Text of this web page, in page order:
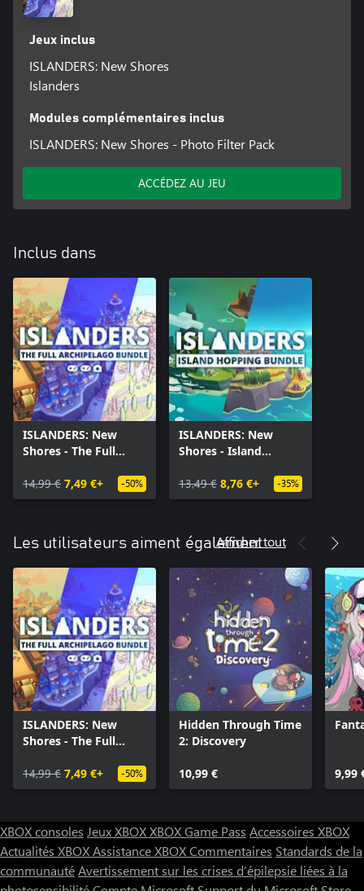
Jeux inclus
ISLANDERS: New Shores
Islanders
Modules complémentaires inclus
ISLANDERS: New Shores - Photo Filter Pack
ACCÉDEZ AU JEU
Inclus dans
ISLANDERS: New
Shores - The Full
14,99 € 7,49 €+ -50%
ISLANDERS: New
Shores - Island
13,49 € 8,76 €+ -35%
Les utilisateurs aiment également
Afficher tout
ISLANDERS: New
Shores - The Full
14,99 € 7,49 €+ -50%
Hidden Through Time
2: Discovery
10,99 € 9,99
XBOX consoles Jeux XBOXXBOX Game Pass Accessoires XBOX
Actualités XBOXAssistance XBOXCommentaires Standards de la
communautéAvertissement sur les crises d’épilepsie liées à la